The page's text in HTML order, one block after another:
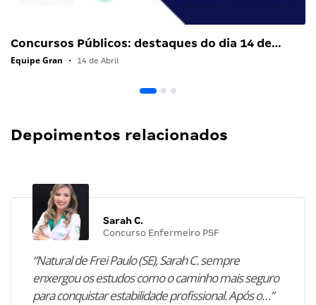
Concursos Públicos: destaques do dia 14 de…
Equipe Gran • 14 de Abril
Depoimentos relacionados
Sarah C.
Concurso Enfermeiro PSF
“Natural de Frei Paulo (SE), Sarah C. sempre
enxergou os estudos como o caminho mais seguro
para conquistar estabilidade profissional. Após o…”